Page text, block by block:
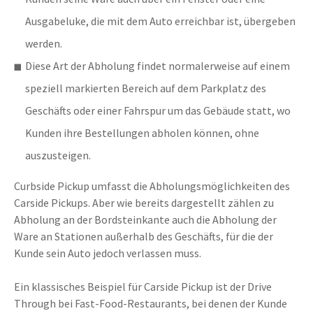
Ausgabeluke, die mit dem Auto erreichbar ist, übergeben
werden.
Diese Art der Abholung findet normalerweise auf einem
speziell markierten Bereich auf dem Parkplatz des
Geschäfts oder einer Fahrspur um das Gebäude statt, wo
Kunden ihre Bestellungen abholen können, ohne
auszusteigen.
Curbside Pickup umfasst die Abholungsmöglichkeiten des
Carside Pickups. Aber wie bereits dargestellt zählen zu
Abholung an der Bordsteinkante auch die Abholung der
Ware an Stationen außerhalb des Geschäfts, für die der
Kunde sein Auto jedoch verlassen muss.
Ein klassisches Beispiel für Carside Pickup ist der Drive
Through bei Fast-Food-Restaurants, bei denen der Kunde